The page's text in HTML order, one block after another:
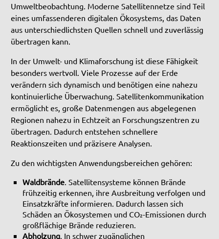
Umweltbeobachtung. Moderne Satellitennetze sind Teil
eines umfassenderen digitalen Ökosystems, das Daten
aus unterschiedlichsten Quellen schnell und zuverlässig
übertragen kann.
In der Umwelt- und Klimaforschung ist diese Fähigkeit
besonders wertvoll. Viele Prozesse auf der Erde
verändern sich dynamisch und benötigen eine nahezu
kontinuierliche Überwachung. Satellitenkommunikation
ermöglicht es, große Datenmengen aus abgelegenen
Regionen nahezu in Echtzeit an Forschungszentren zu
übertragen. Dadurch entstehen schnellere
Reaktionszeiten und präzisere Analysen.
Zu den wichtigsten Anwendungsbereichen gehören:
Waldbrände . Satellitensysteme können Brände
frühzeitig erkennen, ihre Ausbreitung verfolgen und
Einsatzkräfte informieren. Dadurch lassen sich
Schäden an Ökosystemen und CO₂-Emissionen durch
großflächige Brände reduzieren.
Abholzung . In schwer zugänglichen